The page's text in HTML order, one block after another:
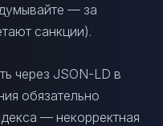
— за
санкции).
через JSON-LD в
обязательно
— некорректная